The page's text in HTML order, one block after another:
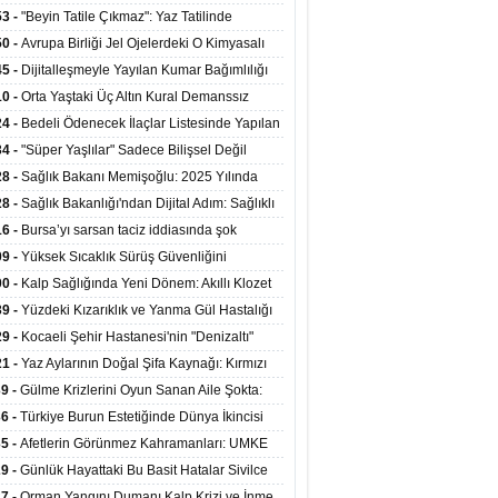
Tutundu
Hastaya 9'uncu Çağrıda Nakil Yapıldı
- "Beyin Tatile Çıkmaz": Yaz Tatilinde
Yüzde 39'u Unutulabiliyor
- Avrupa Birliği Jel Ojelerdeki O Kimyasalı
Kısırlık ve Alerji Riski Uyarısı
- Dijitalleşmeyle Yayılan Kumar Bağımlılığı
ve Aileyi Yıkıma Uğratıyor
- Orta Yaştaki Üç Altın Kural Demanssız
13 Yıl Uzatabiliyor
- Bedeli Ödenecek İlaçlar Listesinde Yapılan
Hakkında Duyuru 2026/30
- "Süper Yaşlılar" Sadece Bilişsel Değil
Olarak da Daha Sağlıklı Yaşıyor
- Sağlık Bakanı Memişoğlu: 2025 Yılında
Aşkın Kişiye Emzirme Eğitimi Verildi
- Sağlık Bakanlığı'ndan Dijital Adım: Sağlıklı
Merkezlerinde Uzaktan Sağlık Hizmeti
- Bursa’yı sarsan taciz iddiasında şok
- Yüksek Sıcaklık Sürüş Güvenliğini
40 Derecede Güvenli Sürüş Süresi 53
İniyor
- Kalp Sağlığında Yeni Dönem: Akıllı Klozet
30 Saniyede Ritim Bozukluğunu Tespit
- Yüzdeki Kızarıklık ve Yanma Gül Hastalığı
Belirtisi Olabilir
- Kocaeli Şehir Hastanesi'nin "Denizaltı"
Ünitesi Hastalara Umut Oluyor
- Yaz Aylarının Doğal Şifa Kaynağı: Kırmızı
Bağışıklığı ve Kalbi Koruyor
- Gülme Krizlerini Oyun Sanan Aile Şokta:
Çocuk 8 Kez Felç Geçirdi
- Türkiye Burun Estetiğinde Dünya İkincisi
- Afetlerin Görünmez Kahramanları: UMKE
Görev Başında
- Günlük Hayattaki Bu Basit Hatalar Sivilce